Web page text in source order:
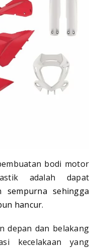
bodi motor
adalah dapat
sempurna sehingga
hancur.
depan dan belakang
kecelakaan yang